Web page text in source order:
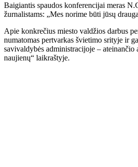
Baigiantis spaudos konferencijai meras
žurnalistams: „Mes norime būti jūsų
Apie konkrečius miesto valdžios darbus
numatomas pertvarkas švietimo srityje ir
savivaldybės administracijoje – ateinančio
naujienų“ laikraštyje.